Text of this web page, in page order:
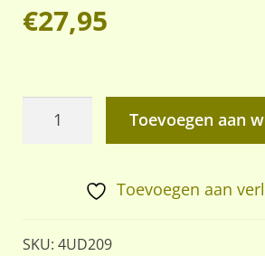
€27,95
Blauw
Toevoegen aan
Toevoegen aan
SKU:4UD209